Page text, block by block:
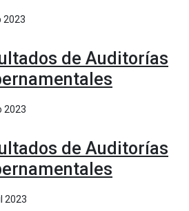
2023
de Auditorías
2023
de Auditorías
2023